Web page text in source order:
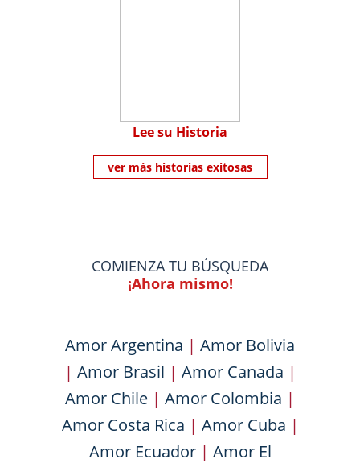
Lee su Historia
ver más historias exitosas
COMIENZA TU BÚSQUEDA
¡Ahora mismo!
Amor Argentina | Amor Bolivia
| Amor Brasil | Amor Canada |
Amor Chile | Amor Colombia |
Amor Costa Rica | Amor Cuba |
Amor Ecuador| Amor El